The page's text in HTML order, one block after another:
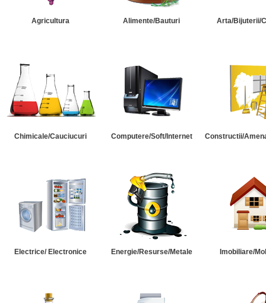
Agricultura Alimente/Bauturi Arta/Bijuterii/
Chimicale/Cauciucuri Computere/Soft/Internet Constructii/
Electrice/ Electronice Energie/Resurse/Metale Imobiliare/